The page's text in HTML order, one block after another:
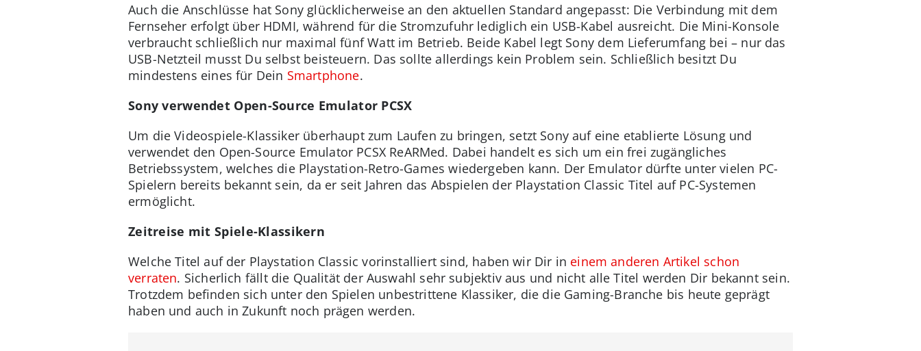
Auch die Anschlüsse hat Sony glücklicherweise an den aktuellen Standard angepasst: Die Verbindung mit dem
Fernseher erfolgt über HDMI, während für die Stromzufuhr lediglich ein USB-Kabel ausreicht. Die Mini-Konsole
verbraucht schließlich nur maximal fünf Watt im Betrieb. Beide Kabel legt Sony dem Lieferumfang bei – nur das
USB-Netzteil musst Du selbst beisteuern. Das sollte allerdings kein Problem sein. Schließlich besitzt Du
mindestens eines für Dein Smartphone.
Sony verwendet Open-Source Emulator PCSX
Um die Videospiele-Klassiker überhaupt zum Laufen zu bringen, setzt Sony auf eine etablierte Lösung und
verwendet den Open-Source Emulator PCSX ReARMed. Dabei handelt es sich um ein frei zugängliches
Betriebssystem, welches die Playstation-Retro-Games wiedergeben kann. Der Emulator dürfte unter vielen PC-
Spielern bereits bekannt sein, da er seit Jahren das Abspielen der Playstation Classic Titel auf PC-Systemen
ermöglicht.
Zeitreise mit Spiele-Klassikern
Welche Titel auf der Playstation Classic vorinstalliert sind, haben wir Dir in einem anderen Artikel schon
verraten. Sicherlich fällt die Qualität der Auswahl sehr subjektiv aus und nicht alle Titel werden Dir bekannt sein.
Trotzdem befinden sich unter den Spielen unbestrittene Klassiker, die die Gaming-Branche bis heute geprägt
haben und auch in Zukunft noch prägen werden.